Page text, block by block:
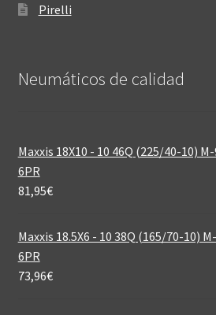
Pirelli
Neumáticos de calidad‎
Maxxis 18X10 - 10 46Q (225/40-10)
6PR
81,95€
Maxxis 18.5X6 - 10 38Q (165/70-10)
6PR
73,96€